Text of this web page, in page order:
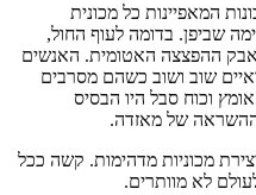
המאפיינות כל מכונית
שביפן. בדומה לעוף החול,
ההפצצה האטומית. האנשים
שוב ושוב כשהם מסרבים
וכוח סבל היו הבסיס
של מאזדה.
מכוניות מדהימות. קשה ככל
לא מוותרים.